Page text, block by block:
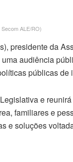
ALE/RO)
presidente da
audiência
públicas de
e
familiares e
e soluções